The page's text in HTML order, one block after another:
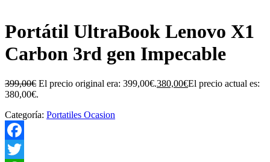
Portátil UltraBook Lenovo X1
Carbon 3rd gen Impecable
399,00€ El precio original era: 399,00€.380,00€El precio actual es:
380,00€.
Categoría: Portatiles Ocasion
Facebook